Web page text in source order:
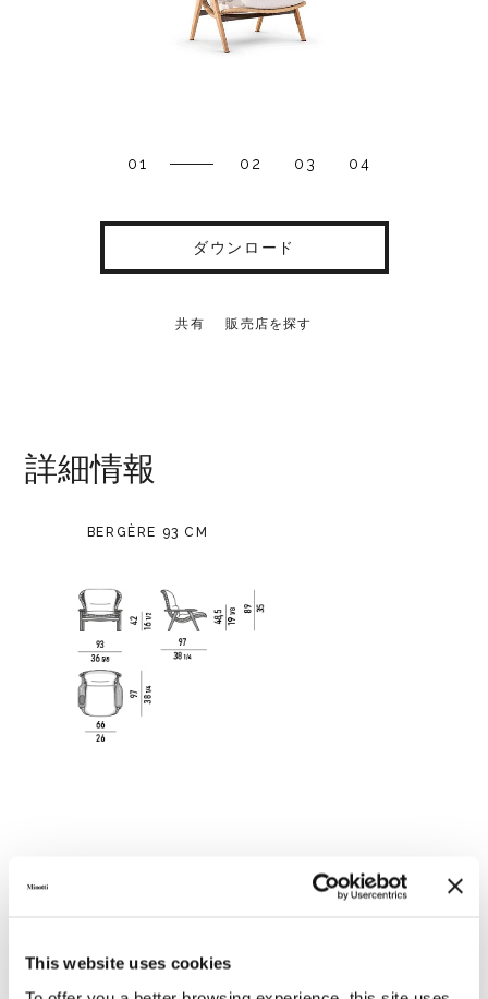
This website uses cookies
01 02 03 04
ダウンロード
共有 販売店を探す
詳細情報
BERGÈRE 93 CM